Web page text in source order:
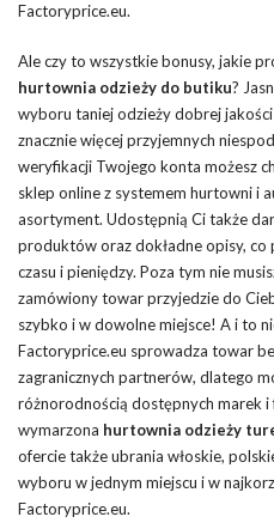
Factoryprice.eu.
Ale czy to wszystkie bonusy, jakie
hurtownia odzieży do butiku?
wyboru taniej odzieży dobrej jakości
znacznie więcej przyjemnych
weryfikacji Twojego konta możesz
sklep online z systemem hurtowni i
asortyment. Udostępnią Ci także
produktów oraz dokładne opisy, co
czasu i pieniędzy. Poza tym nie
zamówiony towar przyjedzie do
szybko i w dowolne miejsce! A i to
Factoryprice.eu sprowadza towar
zagranicznych partnerów, dlatego
różnorodnością dostępnych marek
wymarzona hurtownia odzieży
ofercie także ubrania włoskie,
wyboru w jednym miejscu i w
Factoryprice.eu.